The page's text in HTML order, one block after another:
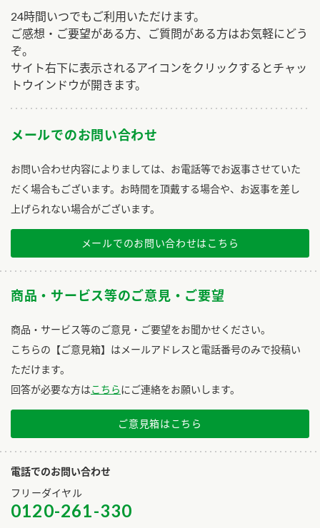
24時間いつでもご利用いただけます。
ご感想・ご要望がある方、ご質問がある方はお気軽にどう
ぞ。
サイト右下に表示されるアイコンをクリックするとチャッ
トウインドウが開きます。
メールでのお問い合わせ
お問い合わせ内容によりましては、お電話等でお返事させていた
だく場合もございます。お時間を頂戴する場合や、お返事を差し
上げられない場合がございます。
メールでのお問い合わせはこちら
商品・サービス等のご意見・ご要望
商品・サービス等のご意見・ご要望をお聞かせください。
こちらの【ご意見箱】はメールアドレスと電話番号のみで投稿い
ただけます。
回答が必要な方はこちらにご連絡をお願いします。
ご意見箱はこちら
電話でのお問い合わせ
フリーダイヤル
0120-261-330